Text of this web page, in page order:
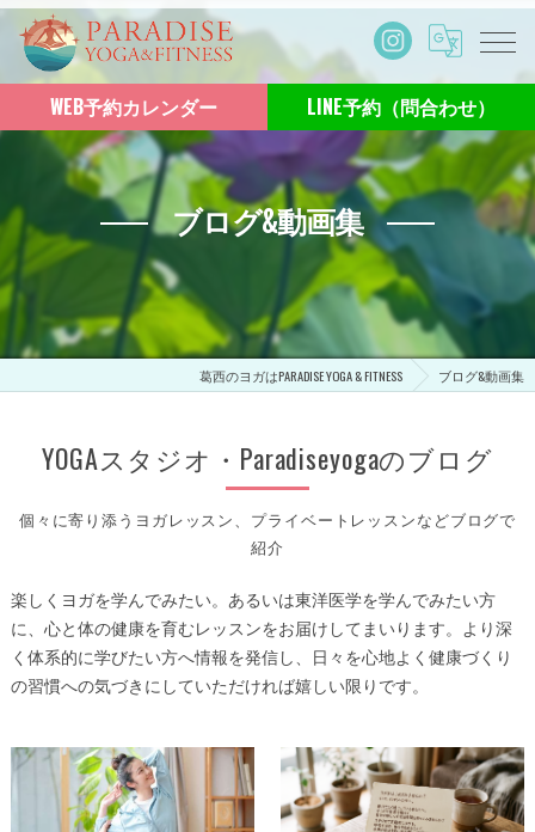
WEB予約カレンダー LINE予約（問合わせ）
ブログ&動画集
葛西のヨガはPARADISE YOGA & FITNESS ブログ&動画集
YOGAスタジオ・Paradiseyogaのブログ
個々に寄り添うヨガレッスン、プライベートレッスンなどブログで
紹介
楽しくヨガを学んでみたい。あるいは東洋医学を学んでみたい方
に、心と体の健康を育むレッスンをお届けしてまいります。より深
く体系的に学びたい方へ情報を発信し、日々を心地よく健康づくり
の習慣への気づきにしていただければ嬉しい限りです。